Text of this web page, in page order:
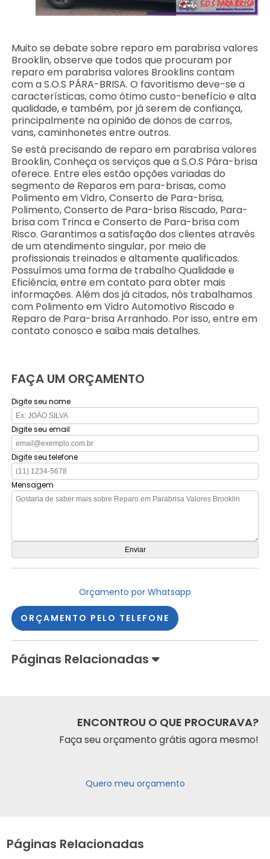
Muito se debate sobre reparo em parabrisa valores
Brooklin, observe que todos que procuram por
reparo em parabrisa valores Brooklins contam
com a S.O.S PÁRA-BRISA. O favoritismo deve-se a
características, como ótimo custo-benefício e alta
qualidade, e também, por já serem de confiança,
principalmente na opinião de donos de carros,
vans, caminhonetes entre outros.
Se está precisando de reparo em parabrisa valores
Brooklin, Conheça os serviços que a S.O.S Pára-brisa
oferece. Entre eles estão opções variadas do
segmento de Reparos em para-brisas, como
Polimento em Vidro, Conserto de Para-brisa,
Polimento, Conserto de Para-brisa Riscado, Para-
brisa com Trinca e Conserto de Para-brisa com
Risco. Garantimos a satisfação dos clientes através
de um atendimento singular, por meio de
profissionais treinados e altamente qualificados.
Possuímos uma forma de trabalho Qualidade e
Eficiência, entre em contato para obter mais
informações. Além dos já citados, nós trabalhamos
com Polimento em Vidro Automotivo Riscado e
Reparo de Para-brisa Arranhado. Por isso, entre em
contato conosco e saiba mais detalhes.
FAÇA UM ORÇAMENTO
Digite seu nome
Digite seu email
Digite seu telefone
Mensagem
Orçamento por Whatsapp
ORÇAMENTO PELO TELEFONE
Páginas Relacionadas
ENCONTROU O QUE PROCURAVA?
Faça seu orçamento grátis agora mesmo!
Quero meu orçamento
Páginas Relacionadas